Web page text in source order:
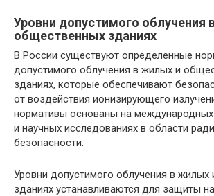
Уровни допустимого облучения
общественных зданиях
В России существуют определенные
допустимого облучения в жилых и
зданиях, которые обеспечивают
от воздействия ионизирующего
нормативы основаны на
и научных исследованиях в области
безопасности.
Уровни допустимого облучения в
зданиях устанавливаются для защиты